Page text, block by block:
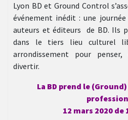
Lyon BD et Ground Control
événement inédit : une
auteurs et éditeurs de BD. Ils
dans le tiers lieu culturel
arrondissement pour
divertir.
La BD prend le
12 mars 2020 de